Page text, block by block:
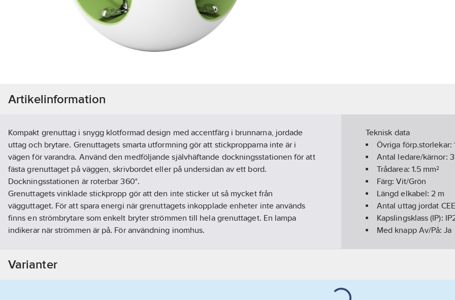
Artikelinformation
Kompakt grenuttag i snygg klotformad design med accentfärg i brunnarna, jordade
uttag och brytare. Grenuttagets smarta utformning gör att stickpropparna inte är i
vägen för varandra. Använd den medföljande självhäftande dockningsstationen för att
fästa grenuttaget på väggen, skrivbordet eller på undersidan av ett bord.
Dockningsstationen är roterbar 360°.
Grenuttagets vinklade stickpropp gör att den inte sticker ut så mycket från
vägguttaget. För att spara energi när grenuttagets inkopplade enheter inte används
finns en strömbrytare som enkelt bryter strömmen till hela grenuttaget. En lampa
indikerar när strömmen är på. För användning inomhus.
Lev. artikelnr:
Ean artikelnr: 7318270052005
Teknisk data
Övriga förp.storlekar:
Antal ledare/kärnor: 3
Trådarea: 1.5 mm²
Färg:Vit/Grön
Längd elkabel:2 m
Antal uttag jordat
Kapslingsklass (IP):
Med knapp Av/På:Ja
Petskyddad:Ja
Varianter